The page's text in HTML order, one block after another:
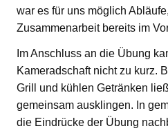
war es für uns möglich
Zusammenarbeit bereits im
Im Anschluss an die Übung
Kameradschaft nicht zu kurz.
Grill und kühlen Getränken
gemeinsam ausklingen. In
die Eindrücke der Übung